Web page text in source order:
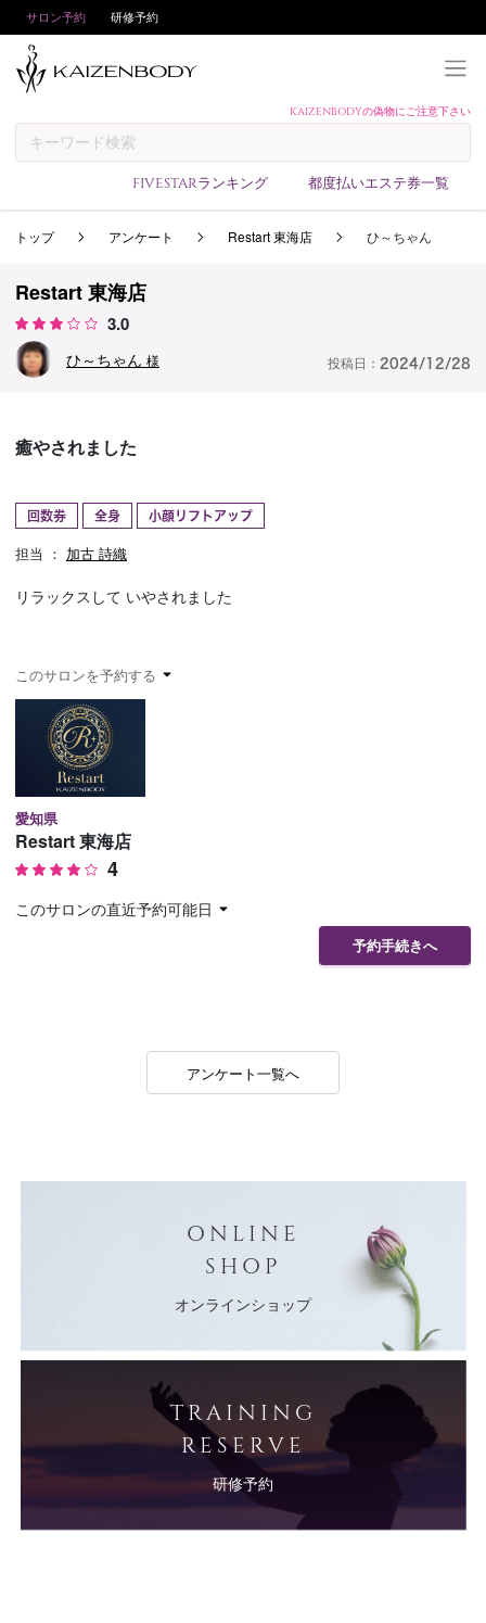
サロン予約 研修予約
KAIZENBODYの偽物にご注意下さい
FIVESTARランキング 都度払いエステ券一覧
予約方法
サロンランキング
予約確認
トップ アンケート Restart 東海店 ひ～ちゃん
Restart 東海店
3.0
ひ～ちゃん 様 投稿日： 2024/12/28
癒やされました
回数券 全身 小顔リフトアップ
担当 ： 加古 詩織
リラックスして いやされました
このサロンを予約する
愛知県
Restart 東海店
4
このサロンの直近予約可能日
予約手続きへ
アンケート一覧へ
ONLINE
SHOP
オンラインショップ
TRAINING
RESERVE
研修予約